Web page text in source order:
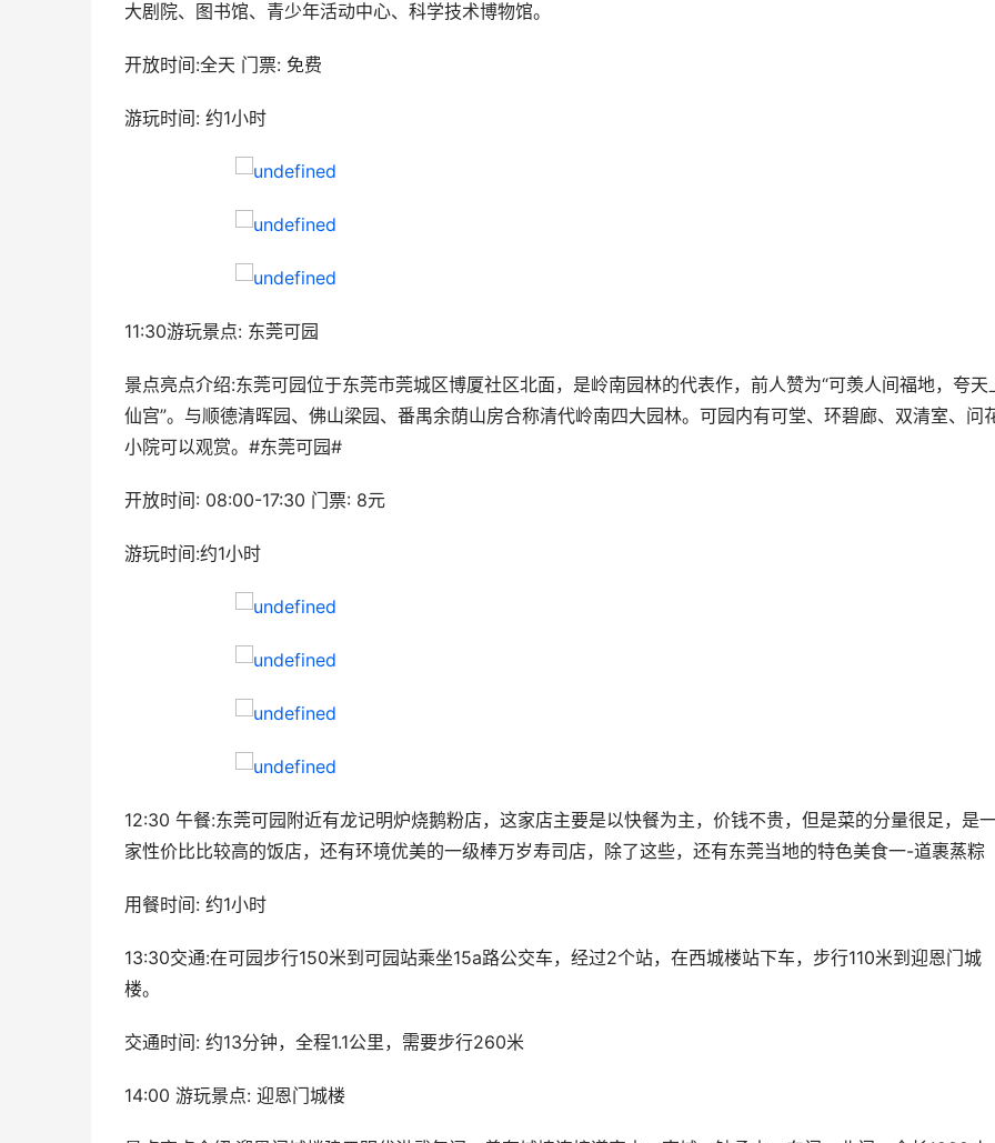
大剧院、图书馆、青少年活动中心、科学技术博物馆。
开放时间:全天 门票: 免费
游玩时间: 约1小时
11:30游玩景点: 东莞可园
景点亮点介绍:东莞可园位于东莞市莞城区博厦社区北面，是岭南园林的代表作，前人赞为“可羡人间福地，夸天
仙宫”。与顺德清晖园、佛山梁园、番禺余荫山房合称清代岭南四大园林。可园内有可堂、环碧廊、双清室、问
小院可以观赏。#东莞可园#
开放时间: 08:00-17:30 门票: 8元
游玩时间:约1小时
12:30 午餐:东莞可园附近有龙记明炉烧鹅粉店，这家店主要是以快餐为主，价钱不贵，但是菜的分量很足，是
家性价比比较高的饭店，还有环境优美的一级棒万岁寿司店，除了这些，还有东莞当地的特色美食一-道裹蒸粽
用餐时间: 约1小时
13:30交通:在可园步行150米到可园站乘坐15a路公交车，经过2个站，在西城楼站下车，步行110米到迎恩门城
楼。
交通时间: 约13分钟，全程1.1公里，需要步行260米
14:00 游玩景点: 迎恩门城楼